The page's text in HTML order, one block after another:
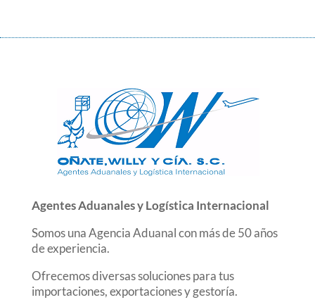
Agentes Aduanales y Logística Internacional
Somos una Agencia Aduanal con más de 50 años
de experiencia.
Ofrecemos diversas soluciones para tus
importaciones, exportaciones y gestoría.